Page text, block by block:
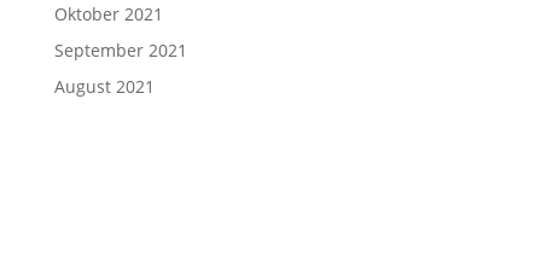
Oktober 2021
September 2021
August 2021